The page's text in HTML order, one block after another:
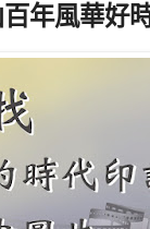
年風華好